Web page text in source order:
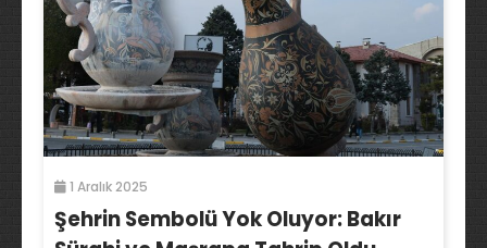
1 Aralık 2025
Şehrin Sembolü Yok Oluyor: Bakır